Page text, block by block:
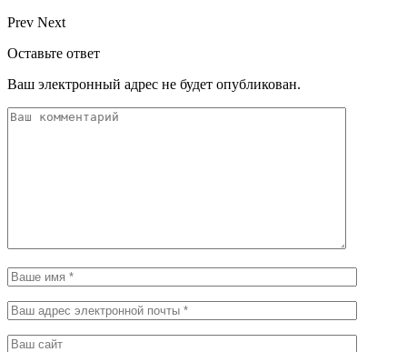
Prev Next
Оставьте ответ
Ваш электронный адрес не будет опубликован.